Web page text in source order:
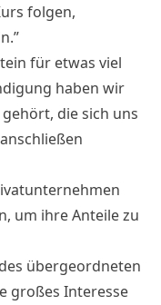
folgen,
für etwas viel
haben wir
die sich uns
um ihre Anteile zu
übergeordneten
großes Interesse